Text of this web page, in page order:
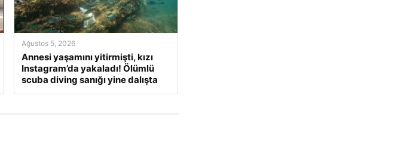
Ağustos 5, 2026
Annesi yaşamını yitirmişti, kızı
Instagram’da yakaladı! Ölümlü
scuba diving sanığı yine dalışta